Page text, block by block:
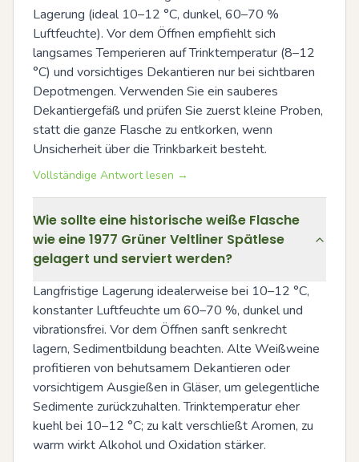
Lagerung (ideal 10–12 °C, dunkel, 60–70 %
Luftfeuchte). Vor dem Öffnen empfiehlt sich
langsames Temperieren auf Trinktemperatur (8–12
°C) und vorsichtiges Dekantieren nur bei sichtbaren
Depotmengen. Verwenden Sie ein sauberes
Dekantiergefäß und prüfen Sie zuerst kleine Proben,
statt die ganze Flasche zu entkorken, wenn
Unsicherheit über die Trinkbarkeit besteht.
Vollständige Antwort lesen →
Wie sollte eine historische weiße Flasche
wie eine 1977 Grüner Veltliner Spätlese
gelagert und serviert werden?
Langfristige Lagerung idealerweise bei 10–12 °C,
konstanter Luftfeuchte um 60–70 %, dunkel und
vibrationsfrei. Vor dem Öffnen sanft senkrecht
lagern, Sedimentbildung beachten. Alte Weißweine
profitieren von behutsamem Dekantieren oder
vorsichtigem Ausgießen in Gläser, um gelegentliche
Sedimente zurückzuhalten. Trinktemperatur eher
kuehl bei 10–12 °C; zu kalt verschließt Aromen, zu
warm wirkt Alkohol und Oxidation stärker.